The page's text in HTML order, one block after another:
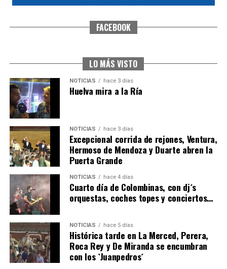
SEXTA CORRIDA DE LAS FIESTAS COLOMBINAS
6º DÍA DE LAS FIESTAS COLOMBINAS 2026
hace 2 días Huelvatv
FACEBOOK
LO MÁS VISTO
NOTICIAS hace 3 días
Huelva mira a la Ría
NOTICIAS hace 3 días
Excepcional corrida de rejones, Ventura,
Hermoso de Mendoza y Duarte abren la
Puerta Grande
NOTICIAS hace 4 días
Cuarto día de Colombinas, con dj´s
orquestas, coches topes y conciertos…
NOTICIAS hace 5 días
Histórica tarde en La Merced, Perera,
Roca Rey y De Miranda se encumbran
con los `Juanpedros´